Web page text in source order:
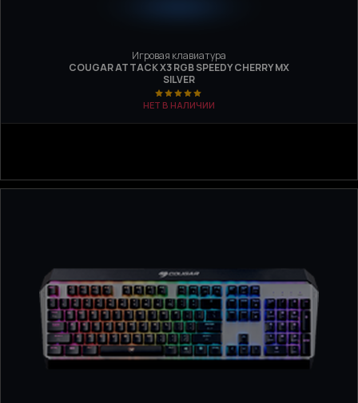
Игровая клавиатура
COUGAR ATTACK X3 RGB SPEEDY CHERRY MX
SILVER
НЕТ В НАЛИЧИИ